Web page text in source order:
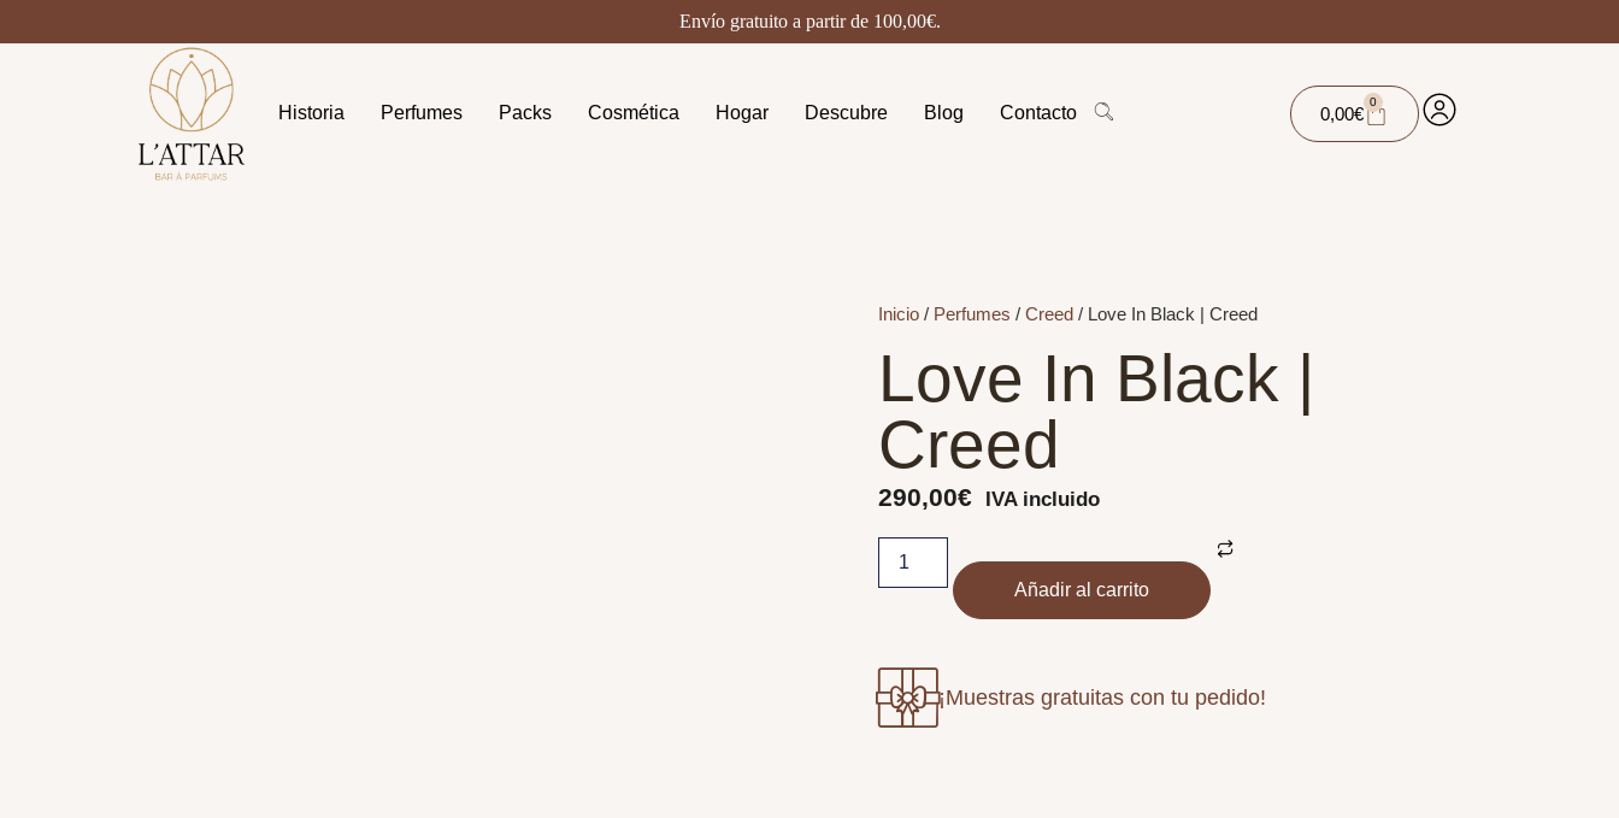
Historia Perfumes Packs Cosmética Hogar Descubre Blog Contacto 0,00€
0
Inicio / Perfumes / Creed / Love In Black | Creed
Love In Black |
Creed
290,00€ IVA incluido
Añadir al carrito
¡Muestras gratuitas con tu pedido!
Envío gratuito a partir de 100,00€.